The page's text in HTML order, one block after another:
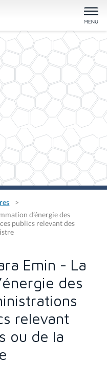
d’énergie des
publics relevant des
Emin - La
des
relevant
ou de la